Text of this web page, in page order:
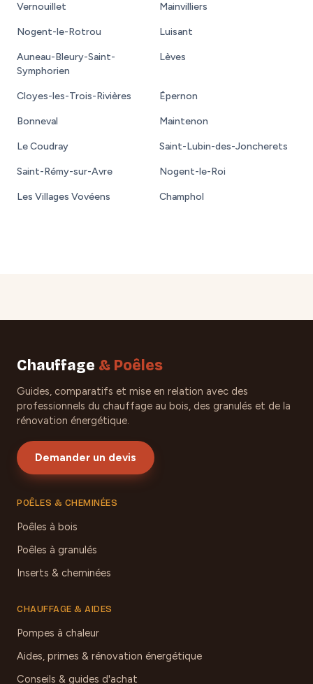
Vernouillet Mainvilliers
Nogent-le-Rotrou Luisant
Auneau-Bleury-Saint-
Symphorien
Lèves
Cloyes-les-Trois-Rivières Épernon
Bonneval Maintenon
Le Coudray Saint-Lubin-des-Joncherets
Saint-Rémy-sur-Avre Nogent-le-Roi
Les Villages Vovéens Champhol
Chauffage & Poêles
Guides, comparatifs et mise en relation avec des
professionnels du chauffage au bois, des granulés et de la
rénovation énergétique.
Demander un devis
POÊLES & CHEMINÉES
Poêles à bois
Poêles à granulés
Inserts & cheminées
CHAUFFAGE & AIDES
Pompes à chaleur
Aides, primes & rénovation énergétique
Conseils & guides d'achat